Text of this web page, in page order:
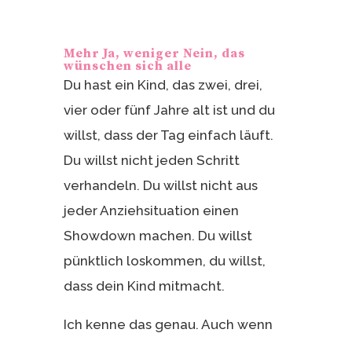
Mehr Ja, weniger Nein, das
wünschen sich alle
Du hast ein Kind, das zwei, drei,
vier oder fünf Jahre alt ist und du
willst, dass der Tag einfach läuft.
Du willst nicht jeden Schritt
verhandeln. Du willst nicht aus
jeder Anziehsituation einen
Showdown machen. Du willst
pünktlich loskommen, du willst,
dass dein Kind mitmacht.
Ich kenne das genau. Auch wenn